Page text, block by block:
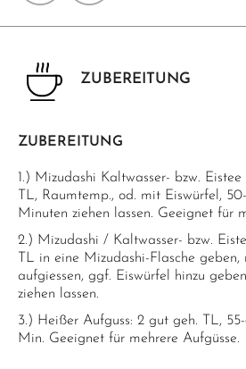
ZUBEREITUNG
ZUBEREITUNG
1.) Mizudashi Kaltwasser- bzw.
TL, Raumtemp., od. mit Eiswürfel,
Minuten ziehen lassen. Geeignet für
2.) Mizudashi / Kaltwasser- bzw.
TL in eine Mizudashi-Flasche geben,
aufgiessen, ggf. Eiswürfel hinzu
ziehen lassen.
3.) Heißer Aufguss: 2 gut geh. TL,
Min. Geeignet für mehrere Aufgüsse.